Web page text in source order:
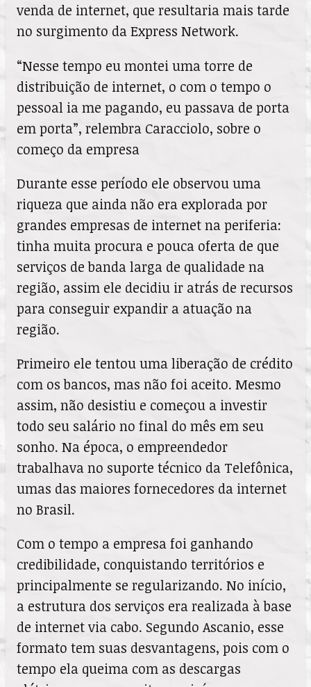
venda de internet, que resultaria mais tarde
no surgimento da Express Network.
“Nesse tempo eu montei uma torre de
distribuição de internet, o com o tempo o
pessoal ia me pagando, eu passava de porta
em porta”, relembra Caracciolo, sobre o
começo da empresa
Durante esse período ele observou uma
riqueza que ainda não era explorada por
grandes empresas de internet na periferia:
tinha muita procura e pouca oferta de que
serviços de banda larga de qualidade na
região, assim ele decidiu ir atrás de recursos
para conseguir expandir a atuação na
região.
Primeiro ele tentou uma liberação de crédito
com os bancos, mas não foi aceito. Mesmo
assim, não desistiu e começou a investir
todo seu salário no final do mês em seu
sonho. Na época, o empreendedor
trabalhava no suporte técnico da Telefônica,
umas das maiores fornecedores da internet
no Brasil.
Com o tempo a empresa foi ganhando
credibilidade, conquistando territórios e
principalmente se regularizando. No início,
a estrutura dos serviços era realizada à base
de internet via cabo. Segundo Ascanio, esse
formato tem suas desvantagens, pois com o
tempo ela queima com as descargas